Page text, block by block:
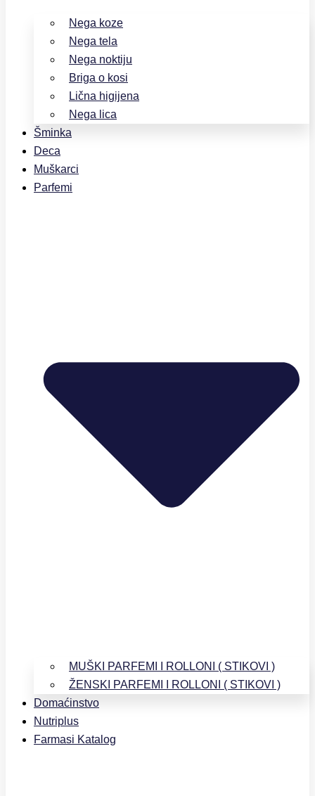
Nega koze
Nega tela
Nega noktiju
Briga o kosi
Lična higijena
Nega lica
Šminka
Deca
Muškarci
Parfemi
MUŠKI PARFEMI I ROLLONI ( STIKOVI )
ŽENSKI PARFEMI I ROLLONI ( STIKOVI )
Domaćinstvo
Nutriplus
Farmasi Katalog